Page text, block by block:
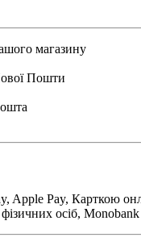
магазину
Пошти
Apple Pay, Карткою
осіб, Monobank